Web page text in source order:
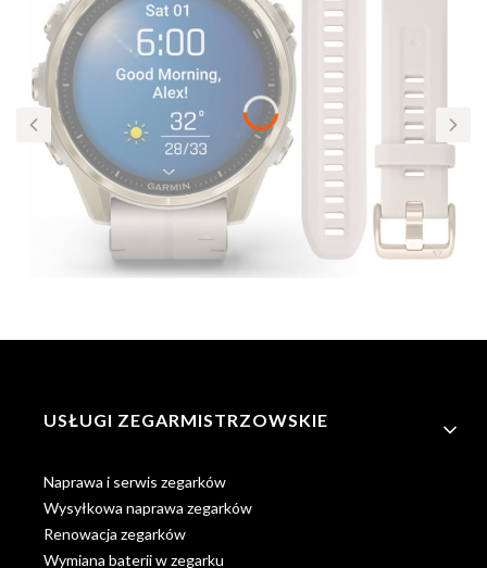
Linki w stopce
USŁUGI ZEGARMISTRZOWSKIE
Naprawa i serwis zegarków
Wysyłkowa naprawa zegarków
Renowacja zegarków
Wymiana baterii w zegarku